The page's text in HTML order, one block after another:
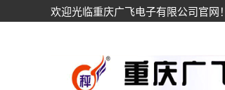
欢迎光临重庆广飞电子有限公司官网！